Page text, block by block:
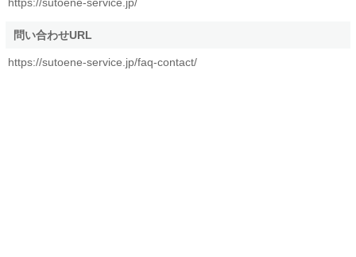
問い合わせURL
https://sutoene-service.jp/faq-contact/